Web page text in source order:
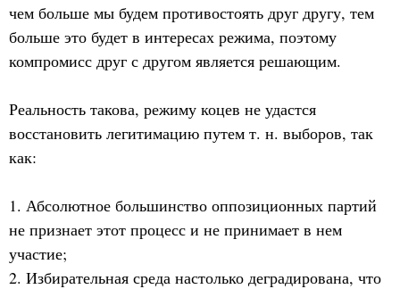
чем больше мы будем противостоять друг другу, тем
больше это будет в интересах режима, поэтому
компромисс друг с другом является решающим.
Реальность такова, режиму коцев не удастся
восстановить легитимацию путем т. н. выборов, так
как:
1. Абсолютное большинство оппозиционных партий
не признает этот процесс и не принимает в нем
участие;
2. Избирательная среда настолько деградирована, что